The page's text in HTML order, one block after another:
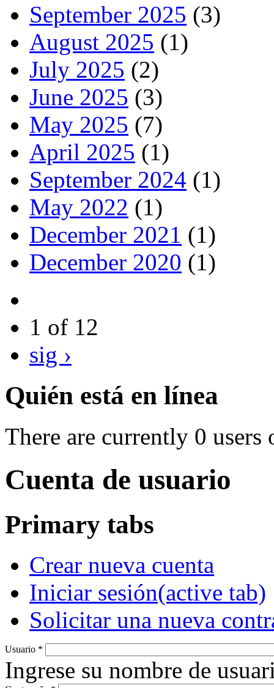
September 2025 (3)
August 2025 (1)
July 2025 (2)
June 2025 (3)
May 2025 (7)
April 2025 (1)
September 2024 (1)
May 2022 (1)
December 2021 (1)
December 2020 (1)
1 of 12
sig ›
Quién está en línea
There are currently 0 users
Cuenta de usuario
Primary tabs
Crear nueva cuenta
Iniciar sesión(active tab)
Solicitar una nueva
Usuario *
Ingrese su nombre de